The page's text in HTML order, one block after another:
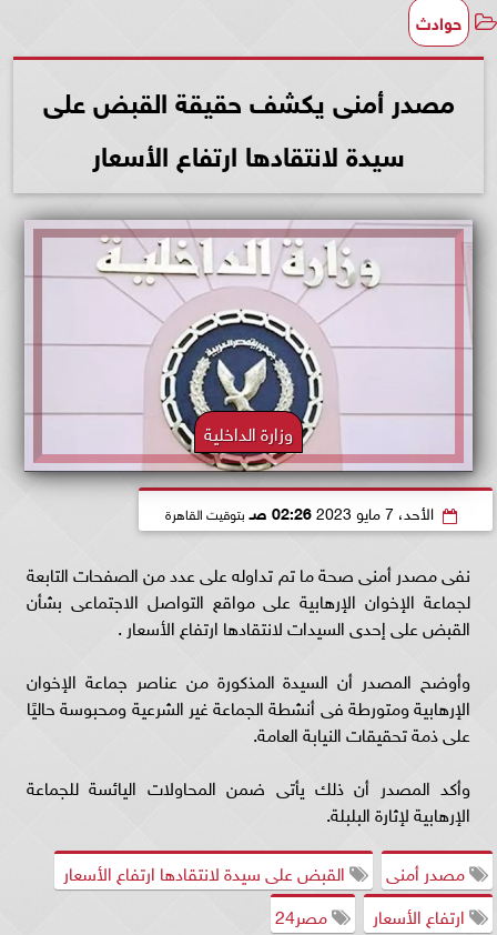
حوادث
مصدر أمنى يكشف حقيقة القبض على
سيدة لانتقادها ارتفاع الأسعار
وزارة الداخلية
الأحد، 7 مايو 2023 02:26 صـ بتوقيت القاهرة
نفى مصدر أمنى صحة ما تم تداوله على عدد من الصفحات التابعة
لجماعة الإخوان الإرهابية على مواقع التواصل الاجتماعى بشأن
القبض على إحدى السيدات لانتقادها ارتفاع الأسعار .
وأوضح المصدر أن السيدة المذكورة من عناصر جماعة الإخوان
الإرهابية ومتورطة فى أنشطة الجماعة غير الشرعية ومحبوسة حاليًا
على ذمة تحقيقات النيابة العامة.
وأكد المصدر أن ذلك يأتى ضمن المحاولات اليائسة للجماعة
الإرهابية لإثارة البلبلة.
مصدر أمنى
القبض على سيدة لانتقادها ارتفاع الأسعار
ارتفاع الأسعار
مصر24